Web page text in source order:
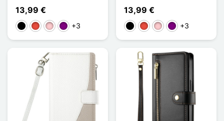
13,99 €
Schwarz
Rot PinkViolett
+3
13,99 €
Schwarz
Rot PinkViolett
+3